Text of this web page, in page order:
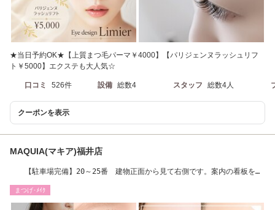
★当日予約OK★【上質まつ毛パーマ￥4000】【パリジェンヌラッシュリフ
ト￥5000】エクステも大人気☆
口コミ 526件 設備 総数4 スタッフ 総数4人
クーポンを表示
MAQUIA(マキア)福井店
【駐車場完備】20～25番 建物正面から見て右側です。案内の看板をご
まつげ･ﾒｲｸ